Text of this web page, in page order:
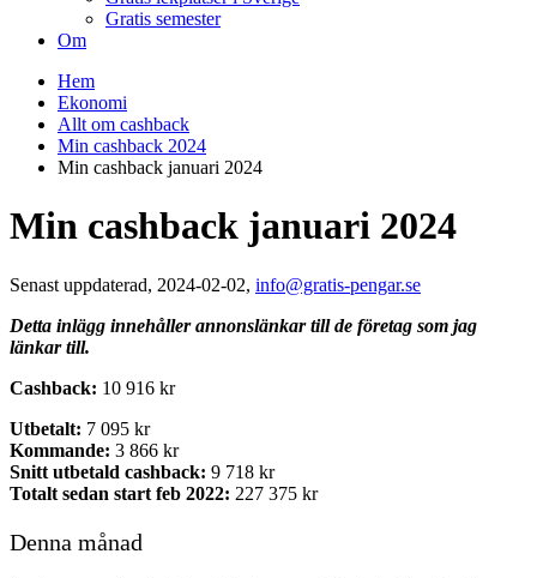
Gratis semester
Om
Hem
Ekonomi
Allt om cashback
Min cashback 2024
Min cashback januari 2024
Min cashback januari 2024
Senast uppdaterad, 2024-02-02, info@gratis-pengar.se
Detta inlägg innehåller annonslänkar till de företag som jag
länkar till.
Cashback: 10 916 kr
Utbetalt: 7 095 kr
Kommande: 3 866 kr
Snitt utbetald cashback: 9 718 kr
Totalt sedan start feb 2022: 227 375 kr
Denna månad